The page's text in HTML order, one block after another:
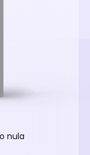
nula